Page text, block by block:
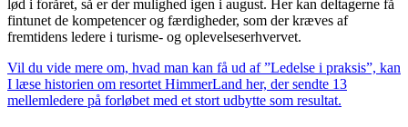
lød i foråret, så er der mulighed igen i august. Her kan deltagerne få
fintunet de kompetencer og færdigheder, som der kræves af
fremtidens ledere i turisme- og oplevelseserhvervet.
Vil du vide mere om, hvad man kan få ud af ”Ledelse i praksis”, kan
I læse historien om resortet HimmerLand her, der sendte 13
mellemledere på forløbet med et stort udbytte som resultat.